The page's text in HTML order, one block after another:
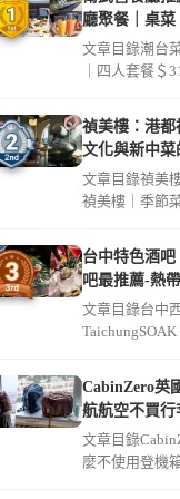
廳聚餐｜桌菜
菜姐妹店
文章目錄潮台
｜四人套餐＄
禎美樓：港都
文化與新中菜
園、大同醫院
文章目錄禎美
禎美樓｜季節
台中特色酒吧
吧最推薦-熱
草皮座位區
文章目錄台中
CabinZero英
航航空不買行
36L軍用款、
文章目錄
麼不使用登機